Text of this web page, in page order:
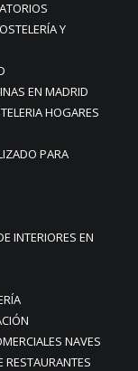
Y
EN MADRID
HOGARES
PARA
INTERIORES EN
NAVES
RESTAURANTES